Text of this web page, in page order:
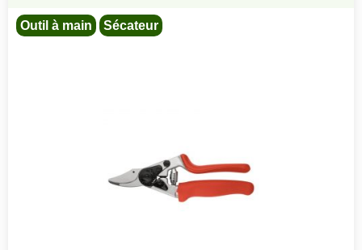
Outil à main Sécateur